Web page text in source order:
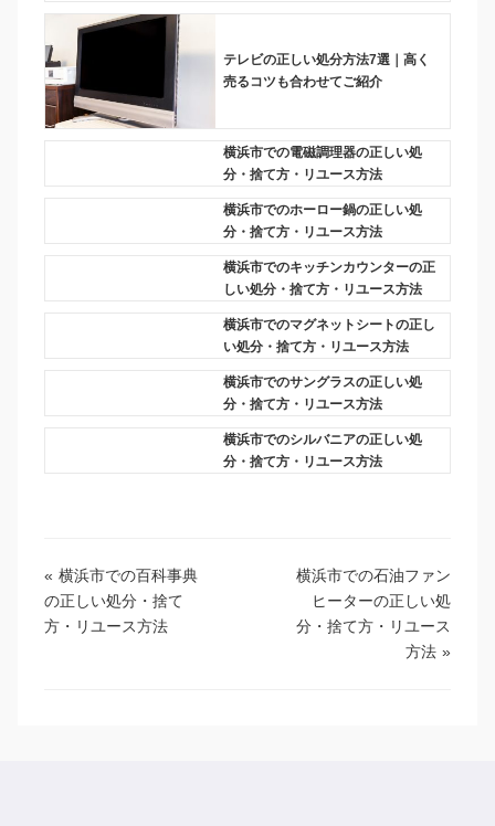
テレビの正しい処分方法7選｜高く
売るコツも合わせてご紹介
横浜市での電磁調理器の正しい処
分・捨て方・リユース方法
横浜市でのホーロー鍋の正しい処
分・捨て方・リユース方法
横浜市でのキッチンカウンターの正
しい処分・捨て方・リユース方法
横浜市でのマグネットシートの正し
い処分・捨て方・リユース方法
横浜市でのサングラスの正しい処
分・捨て方・リユース方法
横浜市でのシルバニアの正しい処
分・捨て方・リユース方法
« 横浜市での百科事典
の正しい処分・捨て
方・リユース方法
横浜市での石油ファン
ヒーターの正しい処
分・捨て方・リユース
方法 »